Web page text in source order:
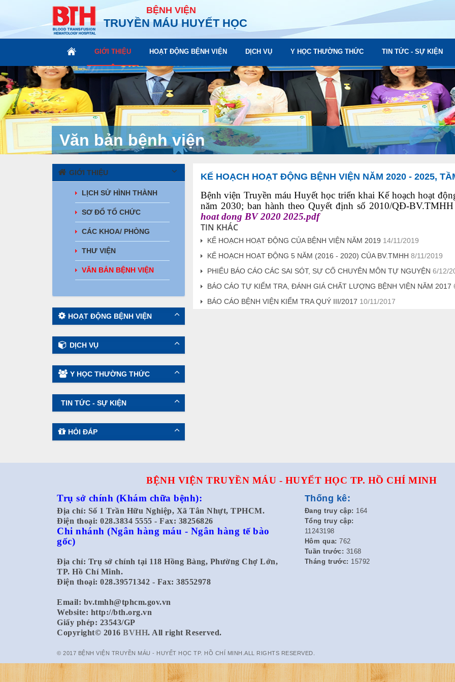
BỆNH VIỆN
TRUYỀN MÁU HUYẾT HỌC
GIỚI THIỆU HOẠT ĐỘNG BỆNH VIỆN DỊCH VỤ Y HỌC THƯỜNG THỨC TIN TỨC - SỰ KIỆN
Văn bản bệnh viện
GIỚI THIỆU
LỊCH SỬ HÌNH THÀNH
SƠ ĐỔ TỔ CHỨC
CÁC KHOA/ PHÒNG
THƯ VIỆN
VĂN BẢN BỆNH VIỆN
HOẠT ĐỘNG BỆNH VIỆN
DỊCH VỤ
Y HỌC THƯỜNG THỨC
TIN TỨC - SỰ KIỆN
HỎI ĐÁP
KẾ HOẠCH HOẠT ĐỘNG BỆNH VIỆN NĂM 2020 - 2025,
Bệnh viện Truyền máu Huyết học triển khai Kế hoạch hoạt
năm 2030; ban hành theo Quyết định số 2010/QĐ-
hoat dong BV 2020 2025.pdf
TIN KHÁC
KẾ HOẠCH HOẠT ĐỘNG CỦA BỆNH VIỆN NĂM 2019 14/11/2019
KẾ HOẠCH HOẠT ĐỘNG 5 NĂM (2016 - 2020) CỦA BV.TMHH 8/11/2019
PHIẾU BÁO CÁO CÁC SAI SÓT, SỰ CỐ CHUYÊN MÔN TỰ NGUYỆN 6/12/
BÁO CÁO TỰ KIỂM TRA, ĐÁNH GIÁ CHẤT LƯỢNG BỆNH VIỆN NĂM 2017
BÁO CÁO BỆNH VIỆN KIỂM TRA QUÝ III/2017 10/11/2017
BỆNH VIỆN TRUYỀN MÁU - HUYẾT HỌC TP. HỒ CHÍ MINH
Trụ sở chính (Khám chữa bệnh):
Địa chỉ: Số 1 Trần Hữu Nghiệp, Xã Tân Nhựt, TPHCM.
Điện thoại: 028.3834 5555 - Fax: 38256826
Chi nhánh (Ngân hàng máu - Ngân hàng tế bào
gốc)
Địa chỉ: Trụ sở chính tại 118 Hồng Bàng, Phường Chợ Lớn,
TP. Hồ Chí Minh.
Điện thoại: 028.39571342 - Fax: 38552978
Email: bv.tmhh@tphcm.gov.vn
Website: http://bth.org.vn
Giấy phép: 23543/GP
Copyright© 2016 BVHH. All right Reserved.
Thống kê:
Đang truy cập: 164
Tổng truy cập:
11243198
Hôm qua: 762
Tuần trước: 3168
Tháng trước: 15792
© 2017 BỆNH VIỆN TRUYỀN MÁU - HUYẾT HỌC TP. HỒ CHÍ MINH.ALL RIGHTS RESERVED.